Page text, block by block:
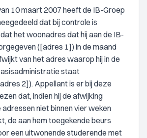
10 maart 2007 heeft de IB-Groep
dat bij controle is
het woonadres dat hij aan de IB-
([adres 1]) in de maand
van het adres waarop hij in de
staat
2]). Appellant is er bij deze
dat, indien hij de afwijking
niet binnen vier weken
de aan hem toegekende beurs
een uitwonende studerende met